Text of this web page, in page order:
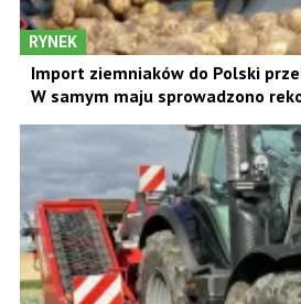
RYNEK
Import ziemniaków do Polski
W samym maju sprowadzono